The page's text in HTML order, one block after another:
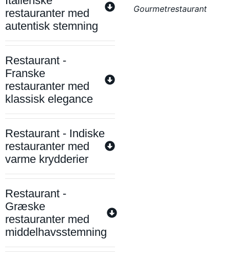
restauranter med
autentisk stemning
Restaurant -
Franske
restauranter med
klassisk elegance
Restaurant - Indiske
restauranter med
varme krydderier
Restaurant -
Græske
restauranter med
middelhavsstemning
Gourmetrestaurant